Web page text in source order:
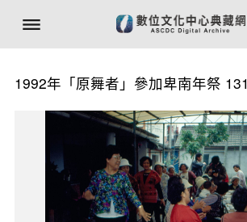
1992年「原舞者」參加卑南年祭 131